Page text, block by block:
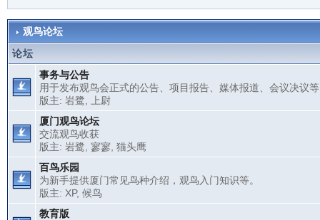
观鸟论坛
论坛
事务与公告
用于发布观鸟会正式的公告、项目报告、媒体报道、会议决议
版主: 岩鹭
上尉
厦门观鸟论坛
交流观鸟收获
版主: 岩鹭 寥寥, 猫头鹰
百鸟乐园
为新手提供厦门常见鸟种介绍，观鸟入门知识等。
版主: XP, 候鸟
教育版